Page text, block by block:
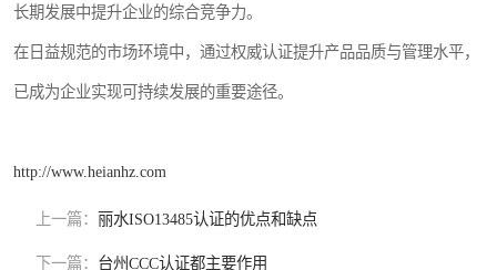
长期发展中提升企业的综合竞争力。
在日益规范的市场环境中，通过权威认证提升产品品质与管理水平，
已成为企业实现可持续发展的重要途径。
http://www.heianhz.com
上一篇： 丽水ISO13485认证的优点和缺点
下一篇： 台州CCC认证都主要作用